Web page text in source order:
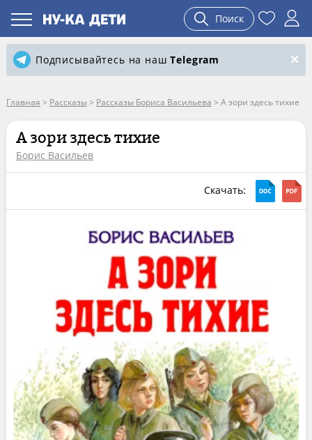
Поиск
Подписывайтесь на нашTelegram
Главная > Рассказы > Рассказы Бориса Васильева > А зори здесь тихие
А зори здесь тихие
Борис Васильев
Скачать: